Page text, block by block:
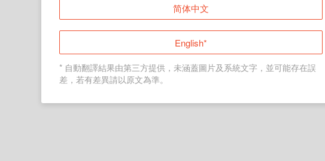
返回首頁
简体中文
English*
* 自動翻譯結果由第三方提供，未涵蓋圖片及系統文字，並可能存在誤
差，若有差異請以原文為準。